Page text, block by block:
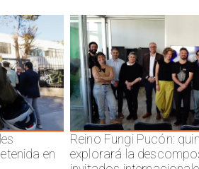
en
Reino Fungi Pucón:
explorará la